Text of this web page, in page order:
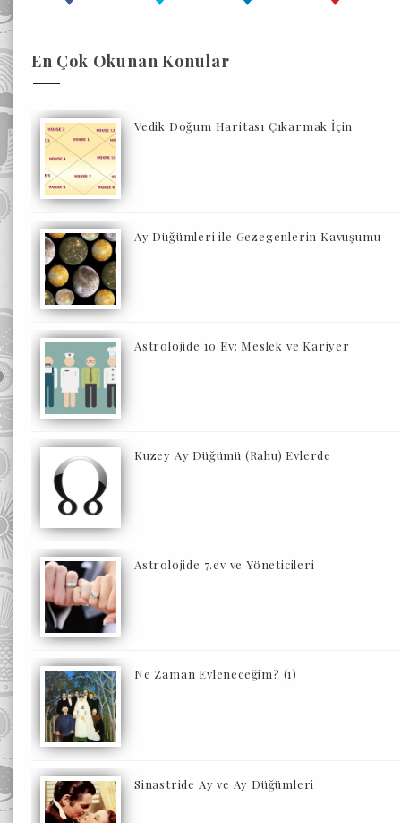
En Çok Okunan Konular
Vedik Doğum Haritası Çıkarmak İçin
Ay Düğümleri ile Gezegenlerin Kavuşumu
Astrolojide 10.Ev: Meslek ve Kariyer
Kuzey Ay Düğümü (Rahu) Evlerde
Astrolojide 7.ev ve Yöneticileri
Ne Zaman Evleneceğim? (1)
Sinastride Ay ve Ay Düğümleri